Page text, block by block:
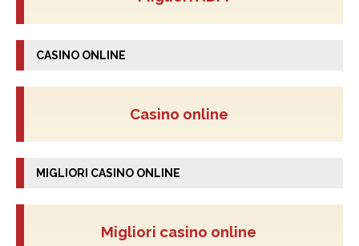
CASINO ONLINE
Casino online
MIGLIORI CASINO ONLINE
Migliori casino online